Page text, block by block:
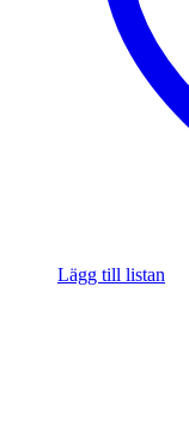
Lägg till listan